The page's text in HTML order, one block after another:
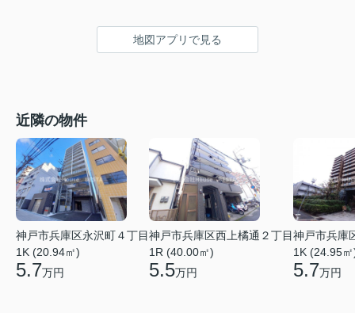
地図アプリで見る
近隣の物件
神戸市兵庫区永沢町４丁目
1K (20.94㎡)
5.7万円
神戸市兵庫区西上橘通２丁目
1R (40.00㎡)
5.5万円
神戸市兵庫
1K (24.95
5.7万円